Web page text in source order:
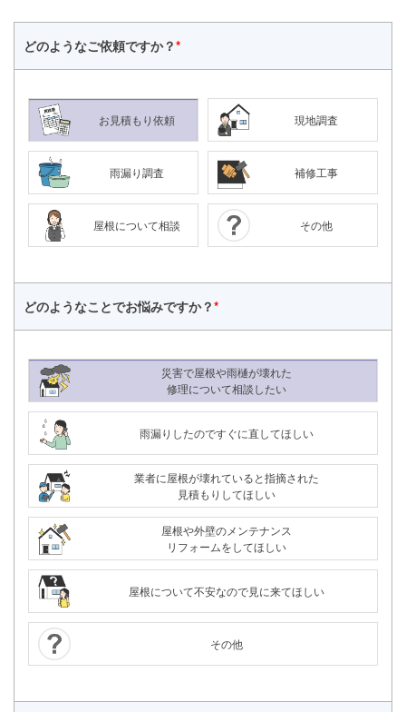
24時間365日対応
どのようなご依頼ですか？*
お見積もり依頼 現地調査
雨漏り調査 補修工事
屋根について相談 その他
どのようなことでお悩みですか？*
災害で屋根や雨樋が壊れた
修理について相談したい
雨漏りしたのですぐに直してほしい
業者に屋根が壊れていると指摘された
見積もりしてほしい
屋根や外壁のメンテナンス
リフォームをしてほしい
屋根について不安なので見に来てほしい
その他